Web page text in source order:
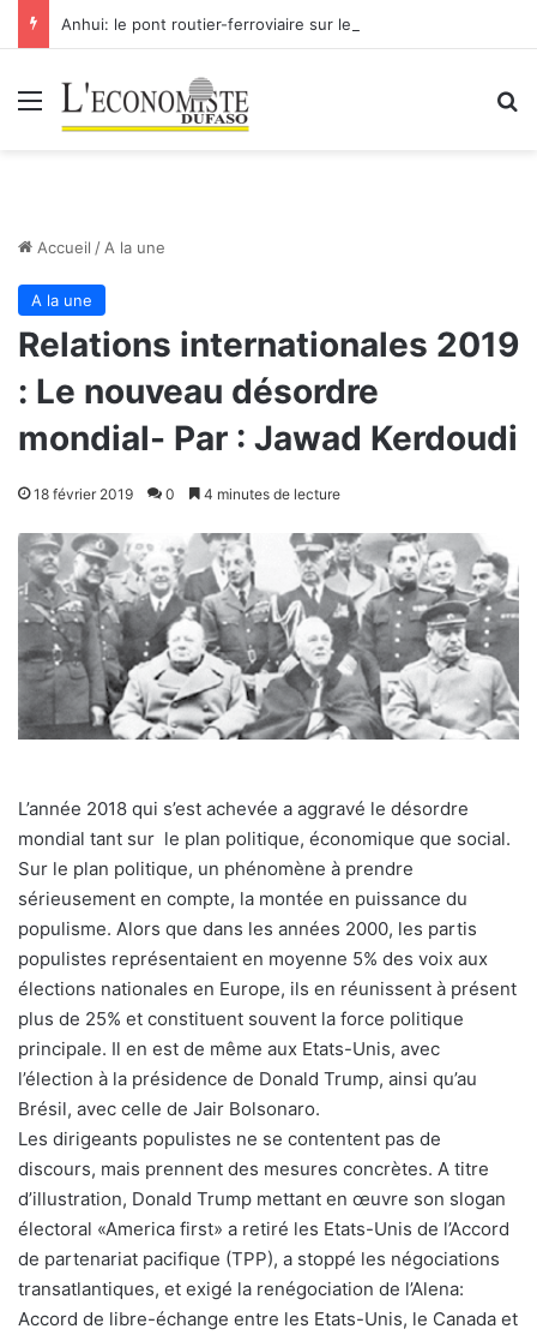
Menu
Accueil / A la une
A la une
Relations internationales 2019
: Le nouveau désordre
mondial- Par : Jawad Kerdoudi
18 février 2019 0 4 minutes de lecture
L’année 2018 qui s’est achevée a aggravé le désordre
mondial tant sur le plan politique, économique que social.
Sur le plan politique, un phénomène à prendre
sérieusement en compte, la montée en puissance du
populisme. Alors que dans les années 2000, les partis
populistes représentaient en moyenne 5% des voix aux
élections nationales en Europe, ils en réunissent à présent
plus de 25% et constituent souvent la force politique
principale. Il en est de même aux Etats-Unis, avec
l’élection à la présidence de Donald Trump, ainsi qu’au
Brésil, avec celle de Jair Bolsonaro.
Les dirigeants populistes ne se contentent pas de
discours, mais prennent des mesures concrètes. A titre
d’illustration, Donald Trump mettant en œuvre son slogan
électoral «America first» a retiré les Etats-Unis de l’Accord
de partenariat pacifique (TPP), a stoppé les négociations
transatlantiques, et exigé la renégociation de l’Alena:
Accord de libre-échange entre les Etats-Unis, le Canada et